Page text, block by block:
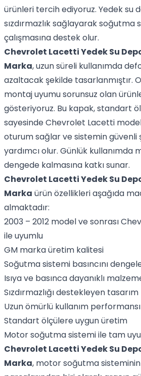
ürünleri tercih ediyoruz. Yedek su
sızdırmazlık sağlayarak soğutma
çalışmasına destek olur.
Chevrolet Lacetti Yedek Su
Marka, uzun süreli kullanımda
azaltacak şekilde tasarlanmıştır.
montaj uyumu sorunsuz olan
gösteriyoruz. Bu kapak, standart
sayesinde Chevrolet Lacetti
oturum sağlar ve sistemin güvenli
yardımcı olur. Günlük kullanımda
dengede kalmasına katkı sunar.
Chevrolet Lacetti Yedek Su
Marka ürün özellikleri aşağıda
almaktadır:
2003 – 2012 model ve sonrası
ile uyumlu
GM marka üretim kalitesi
Soğutma sistemi basıncını
Isıya ve basınca dayanıklı
Sızdırmazlığı destekleyen tasarım
Uzun ömürlü kullanım performansı
Standart ölçülere uygun üretim
Motor soğutma sistemi ile tam
Chevrolet Lacetti Yedek Su
Marka, motor soğutma